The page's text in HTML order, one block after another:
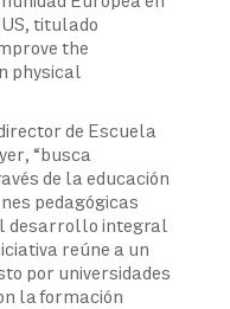
titulado
the
physical
de Escuela
“busca
de la educación
pedagógicas
desarrollo integral
reúne a un
por universidades
la formación